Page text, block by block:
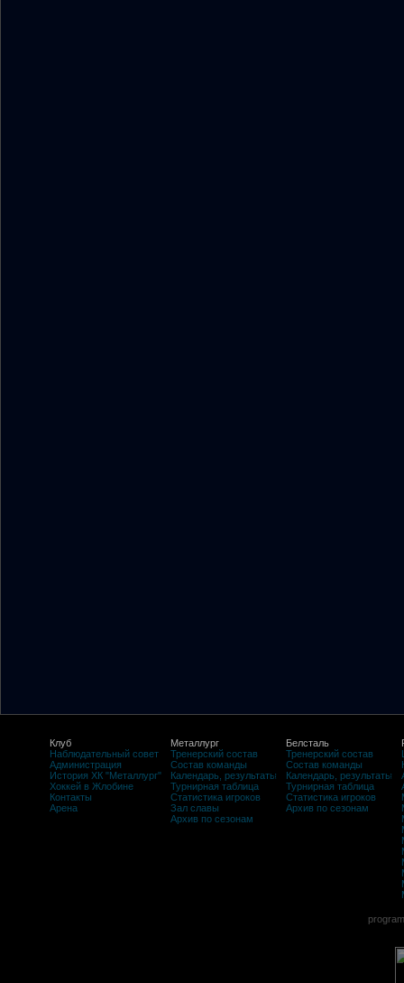
Клуб
Наблюдательный совет
Администрация
История ХК "Металлург"
Хоккей в Жлобине
Контакты
Арена
Металлург
Тренерский состав
Состав команды
Календарь, результаты
Турнирная таблица
Статистика игроков
Зал славы
Архив по сезонам
Белсталь
Тренерский состав
Состав команды
Календарь, результаты
Турнирная таблица
Статистика игроков
Архив по сезонам